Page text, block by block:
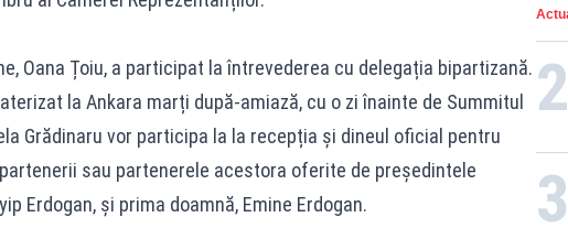
Oana Țoiu, a participat la întrevederea cu delegația bipartizană.
la Ankara marți după-amiază, cu o zi înainte de Summitul
Grădinaru vor participa la la recepția și dineul oficial pentru
sau partenerele acestora oferite de președintele
Erdogan, și prima doamnă, Emine Erdogan.
2
3